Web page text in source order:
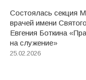
Состоялась секция
врачей имени
Евгения Боткина
на служение»
25.02.2026